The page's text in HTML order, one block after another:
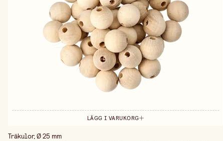
LÄGG I VARUKORG
Träkulor, Ø 25 mm